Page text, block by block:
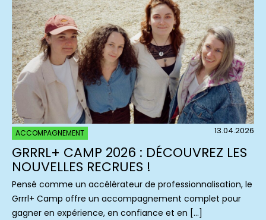
ACCOMPAGNEMENT 13.04.2026
GRRRL+ CAMP 2026 : DÉCOUVREZ LES
NOUVELLES RECRUES !
Pensé comme un accélérateur de professionnalisation, le
Grrrl+ Camp offre un accompagnement complet pour
gagner en expérience, en confiance et en […]